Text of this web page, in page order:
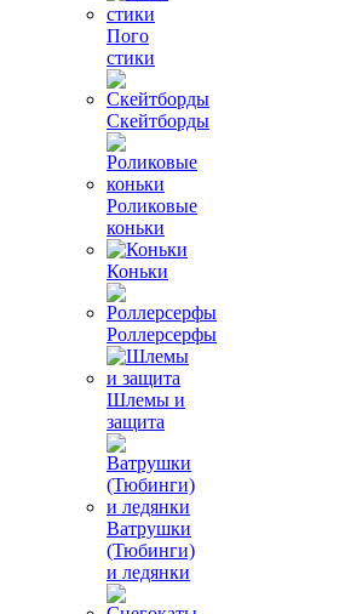
Пого
стики
Скейтборды
Роликовые
коньки
Коньки
Роллерсерфы
Шлемы и
защита
Ватрушки
(Тюбинги)
и ледянки